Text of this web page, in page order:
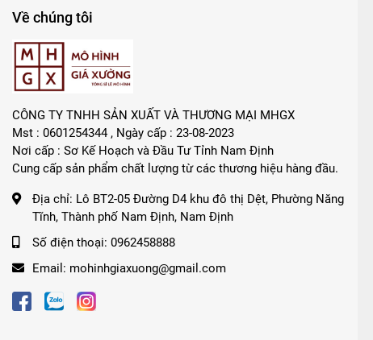
Về chúng tôi
CÔNG TY TNHH SẢN XUẤT VÀ THƯƠNG MẠI MHGX
Mst : 0601254344 , Ngày cấp : 23-08-2023
Nơi cấp : Sơ Kế Hoạch và Đầu Tư Tỉnh Nam Định
Cung cấp sản phẩm chất lượng từ các thương hiệu hàng đầu.
Địa chỉ: Lô BT2-05 Đường D4 khu đô thị Dệt, Phường Năng
Tĩnh, Thành phố Nam Định, Nam Định
Số điện thoại: 0962458888
Email: mohinhgiaxuong@gmail.com